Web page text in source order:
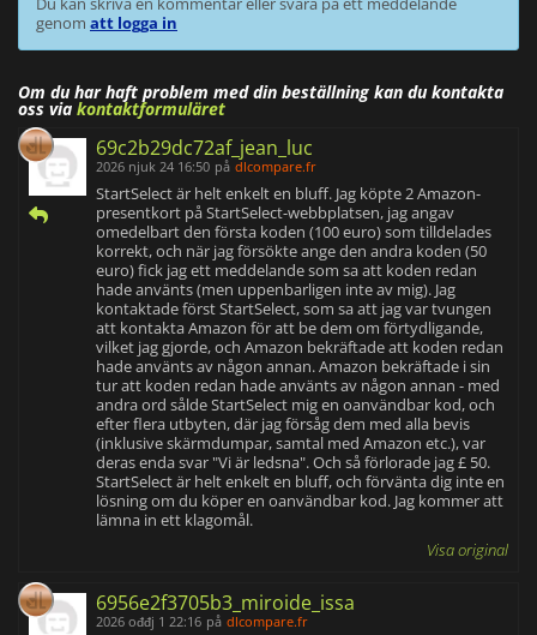
genom att logga in
Om du har haft problem med din beställning kan du kontakta
oss via kontaktformuläret
69c2b29dc72af_jean_luc
2026 njuk 24 16:50 på dlcompare.fr
StartSelect är helt enkelt en bluff. Jag köpte 2 Amazon-
presentkort på StartSelect-webbplatsen, jag angav
omedelbart den första koden (100 euro) som tilldelades
korrekt, och när jag försökte ange den andra koden (50
euro) fick jag ett meddelande som sa att koden redan
hade använts (men uppenbarligen inte av mig). Jag
kontaktade först StartSelect, som sa att jag var tvungen
att kontakta Amazon för att be dem om förtydligande,
vilket jag gjorde, och Amazon bekräftade att koden redan
hade använts av någon annan. Amazon bekräftade i sin
tur att koden redan hade använts av någon annan - med
andra ord sålde StartSelect mig en oanvändbar kod, och
efter flera utbyten, där jag försåg dem med alla bevis
(inklusive skärmdumpar, samtal med Amazon etc.), var
deras enda svar "Vi är ledsna". Och så förlorade jag £ 50.
StartSelect är helt enkelt en bluff, och förvänta dig inte en
lösning om du köper en oanvändbar kod. Jag kommer att
lämna in ett klagomål.
Visa original
6956e2f3705b3_miroide_issa
2026 ođđj 1 22:16 på dlcompare.fr